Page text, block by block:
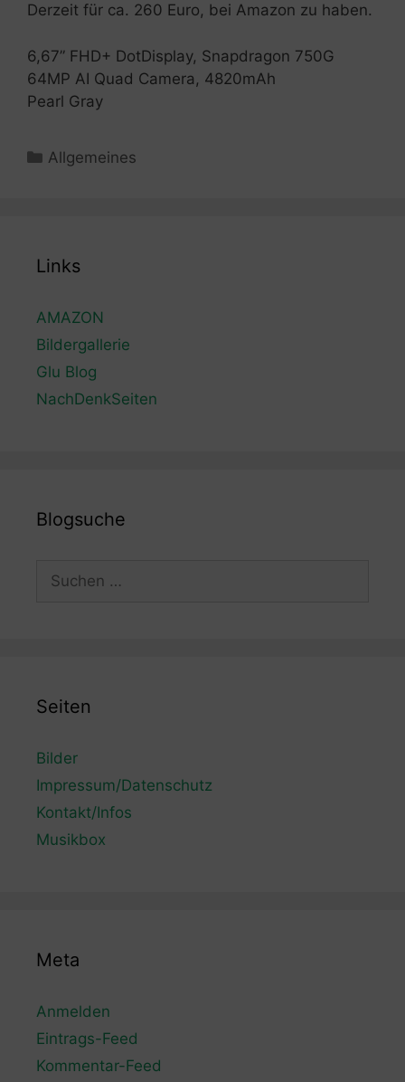
Derzeit für ca. 260 Euro, bei Amazon zu haben.
6,67” FHD+ DotDisplay, Snapdragon 750G
64MP AI Quad Camera, 4820mAh
Pearl Gray
Kategorien
Allgemeines
Links
AMAZON
Bildergallerie
Glu Blog
NachDenkSeiten
Blogsuche
nach:
Seiten
Bilder
Impressum/Datenschutz
Kontakt/Infos
Musikbox
Meta
Anmelden
Eintrags-Feed
Kommentar-Feed